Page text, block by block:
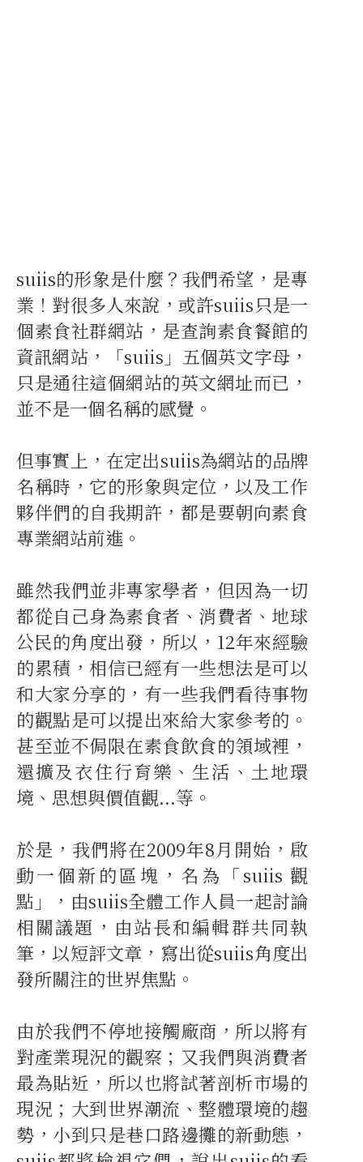
suiis的形象是什麼？我們希望，是專
業！對很多人來說，或許suiis只是一
個素食社群網站，是查詢素食餐館的
資訊網站，「suiis」五個英文字母，
只是通往這個網站的英文網址而已，
並不是一個名稱的感覺。
但事實上，在定出suiis為網站的品牌
名稱時，它的形象與定位，以及工作
夥伴們的自我期許，都是要朝向素食
專業網站前進。
雖然我們並非專家學者，但因為一切
都從自己身為素食者、消費者、地球
公民的角度出發，所以，12年來經驗
的累積，相信已經有一些想法是可以
和大家分享的，有一些我們看待事物
的觀點是可以提出來給大家參考的。
甚至並不侷限在素食飲食的領域裡，
還擴及衣住行育樂、生活、土地環
境、思想與價值觀...等。
於是，我們將在2009年8月開始，啟
動一個新的區塊，名為「suiis 觀
點」，由suiis全體工作人員一起討論
相關議題，由站長和編輯群共同執
筆，以短評文章，寫出從suiis角度出
發所關注的世界焦點。
由於我們不停地接觸廠商，所以將有
對產業現況的觀察；又我們與消費者
最為貼近，所以也將試著剖析市場的
現況；大到世界潮流、整體環境的趨
勢，小到只是巷口路邊攤的新動態，